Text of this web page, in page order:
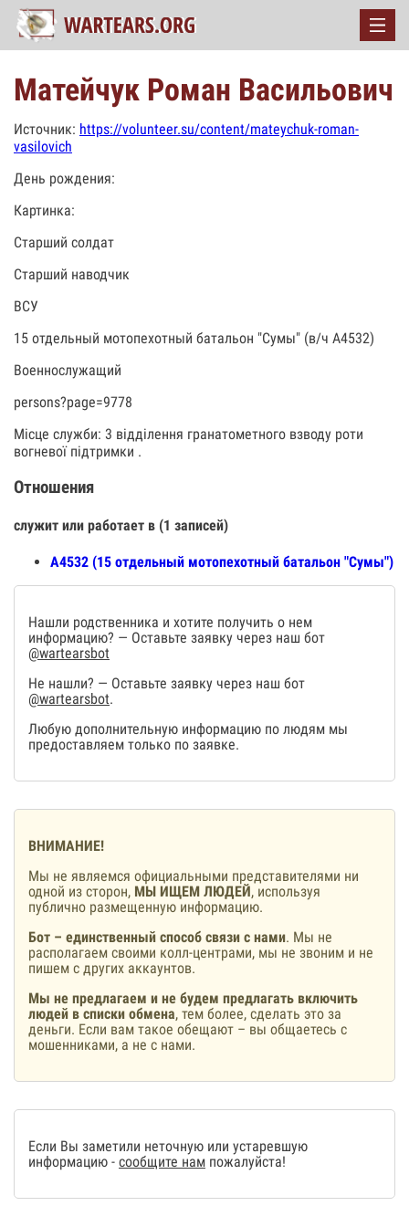
Матейчук Роман Васильович
Источник: https://volunteer.su/content/mateychuk-roman-
vasilovich
День рождения:
Картинка:
Старший солдат
Старший наводчик
ВСУ
15 отдельный мотопехотный батальон "Сумы" (в/ч А4532)
Военнослужащий
persons?page=9778
Місце служби: 3 відділення гранатометного взводу роти
вогневої підтримки .
Отношения
служит или работает в (1 записей)
А4532 (15 отдельный мотопехотный батальон "Сумы")
Нашли родственника и хотите получить о нем
информацию? — Оставьте заявку через наш бот
@wartearsbot
Не нашли? — Оставьте заявку через наш бот
@wartearsbot.
Любую дополнительную информацию по людям мы
предоставляем только по заявке.
ВНИМАНИЕ!
Мы не являемся официальными представителями ни
одной из сторон, МЫ ИЩЕМ ЛЮДЕЙ, используя
публично размещенную информацию.
Бот – единственный способ связи с нами. Мы не
располагаем своими колл-центрами, мы не звоним и не
пишем с других аккаунтов.
Мы не предлагаем и не будем предлагать включить
людей в списки обмена, тем более, сделать это за
деньги. Если вам такое обещают – вы общаетесь с
мошенниками, а не с нами.
Если Вы заметили неточную или устаревшую
информацию - сообщите нам пожалуйста!